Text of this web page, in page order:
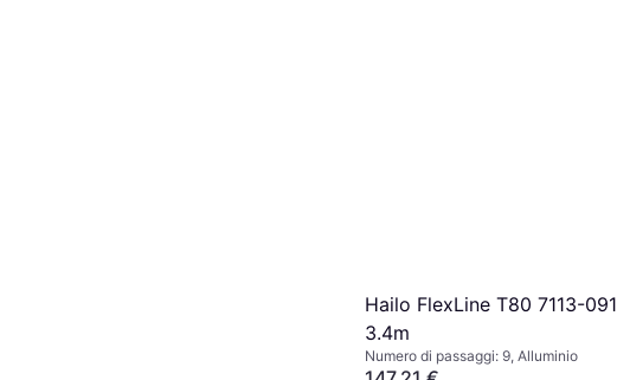
Hailo FlexLine T80 7113-091
3.4m
Numero di passaggi: 9, Alluminio